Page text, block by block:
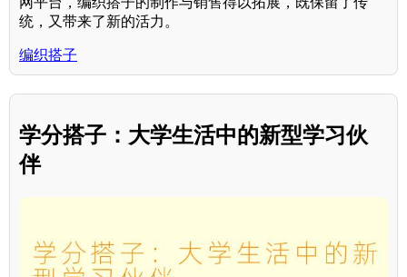
统，又带来了新的活力。
编织搭子
学分搭子：大学生活中的新型学习伙
伴